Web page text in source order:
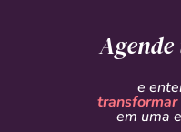
e
transformar
em uma